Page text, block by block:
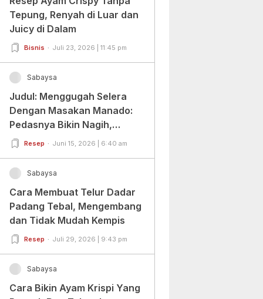
Tepung, Renyah di Luar dan
Juicy di Dalam
Bisnis Juli 23, 2026 | 11:45 pm
Sabaysa
Judul: Menggugah Selera
Dengan Masakan Manado:
Pedasnya Bikin Nagih,
Ragamnya Bikin Ketagihan!
Resep Juni 15, 2026 | 6:40 am
Sabaysa
Cara Membuat Telur Dadar
Padang Tebal, Mengembang
dan Tidak Mudah Kempis
Resep Juli 29, 2026 | 9:43 pm
Sabaysa
Cara Bikin Ayam Krispi Yang